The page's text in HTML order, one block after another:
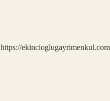
https://